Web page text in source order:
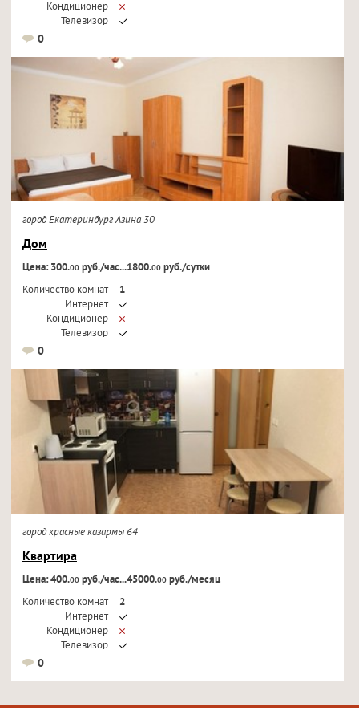
Кондиционер
Телевизор
0
город Екатеринбург Азина 30
Дом
Цена: 300.00руб./час...1800.00руб./сутки
Количество комнат
1
Интернет
Кондиционер
Телевизор
0
город красные казармы 64
Квартира
Цена: 400.00руб./час...45000.00руб./месяц
Количество комнат
2
Интернет
Кондиционер
Телевизор
0